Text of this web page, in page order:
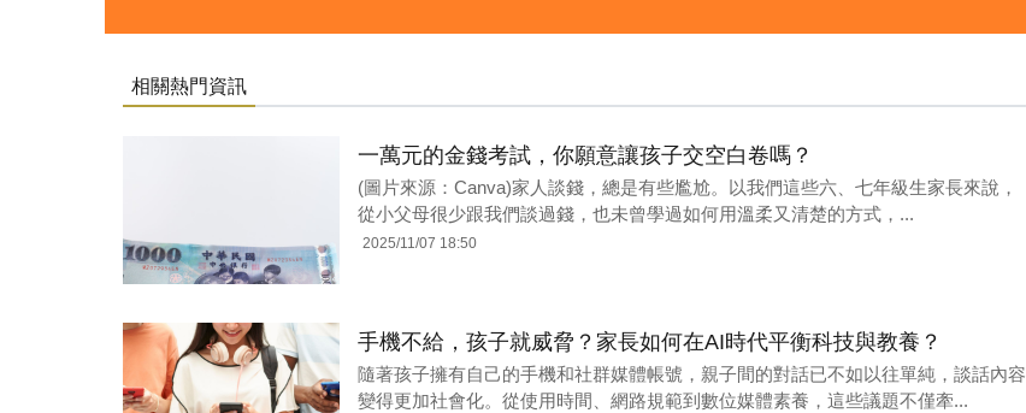
相關熱門資訊
一萬元的金錢考試，你願意讓孩子交空白卷嗎？
(圖片來源：Canva)家人談錢，總是有些尷尬。以我們這些六、七年級生家長來說，
從小父母很少跟我們談過錢，也未曾學過如何用溫柔又清楚的方式，...
2025/11/07 18:50
手機不給，孩子就威脅？家長如何在AI時代平衡科技與教養？
隨著孩子擁有自己的手機和社群媒體帳號，親子間的對話已不如以往單純，談話內容
變得更加社會化。從使用時間、網路規範到數位媒體素養，這些議題不僅牽...